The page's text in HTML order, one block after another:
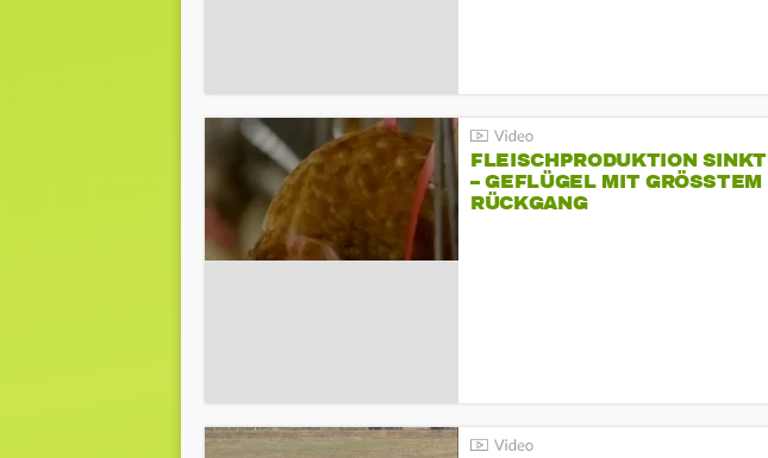
FLEISCHPRODUKTION SINKT
– GEFLÜGEL MIT GRÖSSTEM R
ÜCKGANG